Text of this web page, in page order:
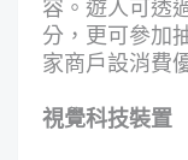
容。遊人可透
分，更可參加
家商戶設消費
視覺科技裝置